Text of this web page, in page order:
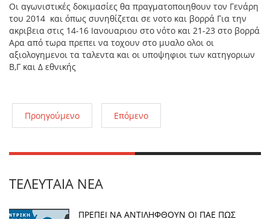
Οι αγωνιστικές δοκιμασίες θα πραγματοποιηθουν τον Γενάρη
του 2014 και όπως συνηθίζεται σε νοτο και βορρά Για την
ακριβεια στις 14-16 Ιανουαριου στο νότο και 21-23 στο βορρά
Αρα από τωρα πρεπει να τοχουν στο μυαλο ολοι οι
αξιολογημενοι τα ταλεντα και οι υποψηφιοι των κατηγοριων
Β,Γ και Δ εθνικής
Προηγούμενο Επόμενο
ΤΕΛΕΥΤΑΊΑ ΝΈΑ
ΠΡΕΠΕΙ ΝΑ ΑΝΤΙΛΗΦΘΟΥΝ ΟΙ ΠΑΕ ΠΩΣ